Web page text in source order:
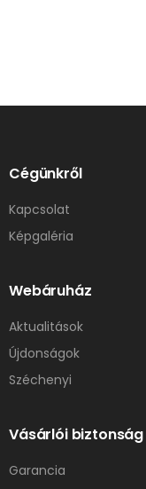
Cégünkről
Kapcsolat
Képgaléria
Webáruház
Aktualitások
Újdonságok
Széchenyi
Vásárlói biztonság
Garancia